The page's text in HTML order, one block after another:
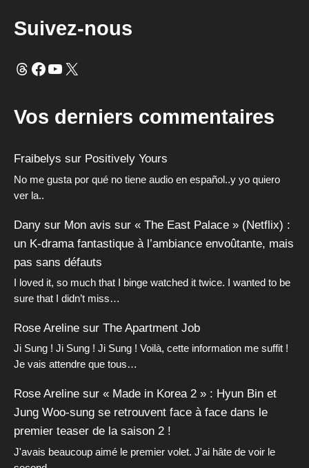
Suivez-nous
FilsFacebook
YouTube
X
Vos derniers commentaires
Fraibelys sur Positively Yours
No me gusta por qué no tiene audio en español..y yo quiero
ver la..
Dany sur Mon avis sur « The East Palace » (Netflix) :
un K-drama fantastique à l’ambiance envoûtante, mais
pas sans défauts
I loved it, so much that I binge watched it twice. I wanted to be
sure that I didn’t miss…
Rose Areline sur The Apartment Job
Ji Sung ! Ji Sung ! Ji Sung ! Voilà, cette information me suffit !
Je vais attendre que tous…
Rose Areline sur « Made in Korea 2 » : Hyun Bin et
Jung Woo-sung se retrouvent face à face dans le
premier teaser de la saison 2 !
J'avais beaucoup aimé le premier volet. J'ai hâte de voir le